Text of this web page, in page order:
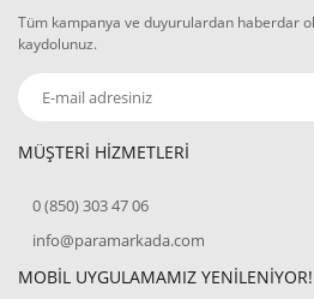
Tüm kampanya ve duyurulardan haberdar
kaydolunuz.
MÜŞTERİ HİZMETLERİ
0 (850) 303 47 06
info@paramarkada.com
MOBİL UYGULAMAMIZ YENİLENİYOR!